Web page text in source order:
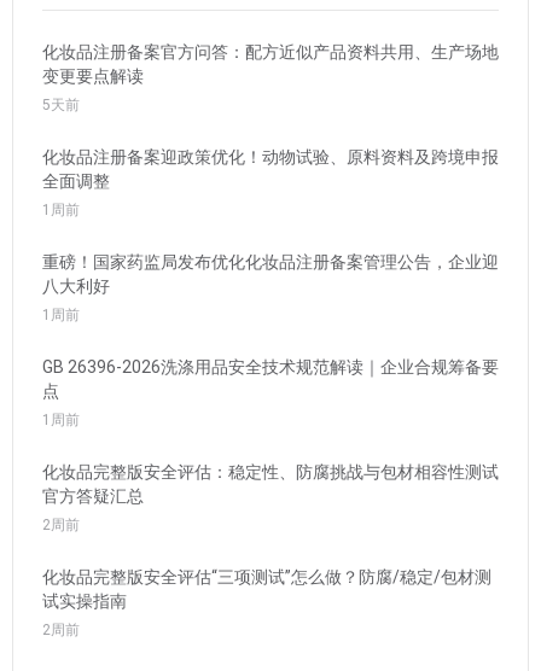
化妆品注册备案官方问答：配方近似产品资料共用、生产场地
变更要点解读
5天前
化妆品注册备案迎政策优化！动物试验、原料资料及跨境申报
全面调整
1周前
重磅！国家药监局发布优化化妆品注册备案管理公告，企业迎
八大利好
1周前
GB 26396-2026洗涤用品安全技术规范解读｜企业合规筹备要
点
1周前
化妆品完整版安全评估：稳定性、防腐挑战与包材相容性测试
官方答疑汇总
2周前
化妆品完整版安全评估“三项测试”怎么做？防腐/稳定/包材测
试实操指南
2周前